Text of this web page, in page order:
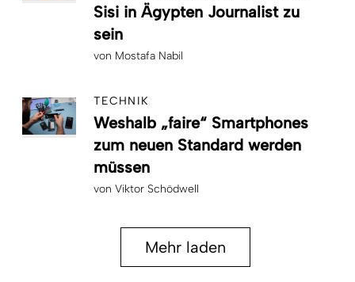
Sisi in Ägypten Journalist zu
sein
von Mostafa Nabil
TECHNIK
Weshalb „faire“ Smartphones
zum neuen Standard werden
müssen
von Viktor Schödwell
Mehr laden